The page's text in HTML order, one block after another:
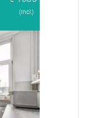
(Incl.)